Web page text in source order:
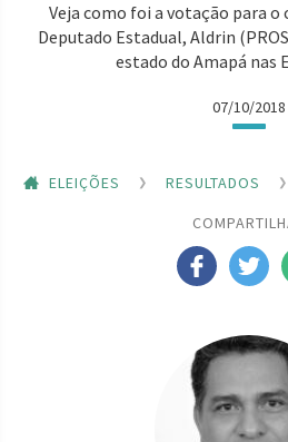
Veja como foi a votação para o
Deputado Estadual, Aldrin
estado do Amapá nas
07/10/2018
ELEIÇÕES RESULTADOS